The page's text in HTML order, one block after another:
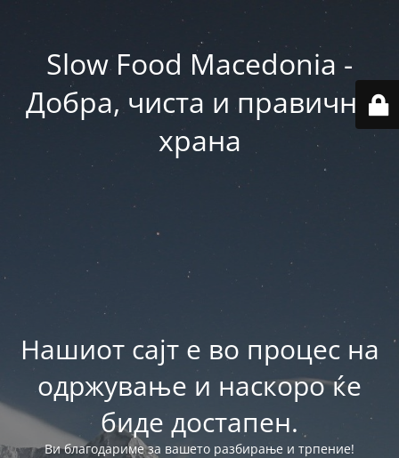
Slow Food Macedonia -
Добра, чиста и правична
храна
Нашиот сајт е во процес на
одржување и наскоро ќе
биде достапен.
Ви благодариме за вашето разбирање и трпение!